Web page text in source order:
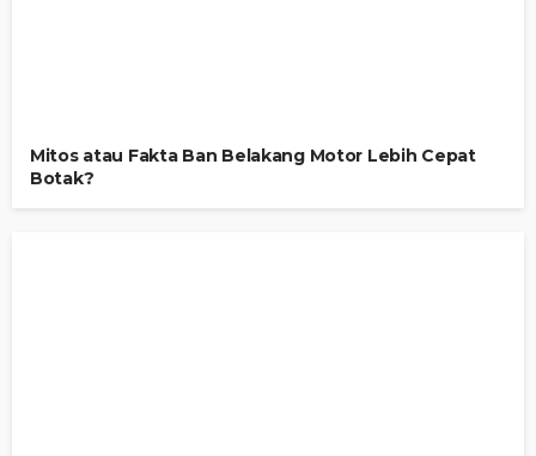
Mitos atau Fakta Ban Belakang Motor Lebih Cepat
Botak?